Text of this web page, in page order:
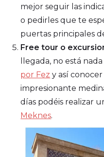
mejor seguir las
o pedirles que te
puertas principales
Free tour o
llegada, no está
por Fez y así
impresionante
días podéis realizar
Meknes.